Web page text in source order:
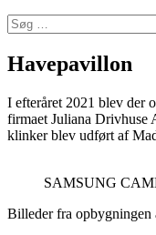
Søg
efter:
Havepavillon
I efteråret 2021 blev der
firmaet Juliana Drivhuse
klinker blev udført af
SAMSUNG
Billeder fra opbygningen